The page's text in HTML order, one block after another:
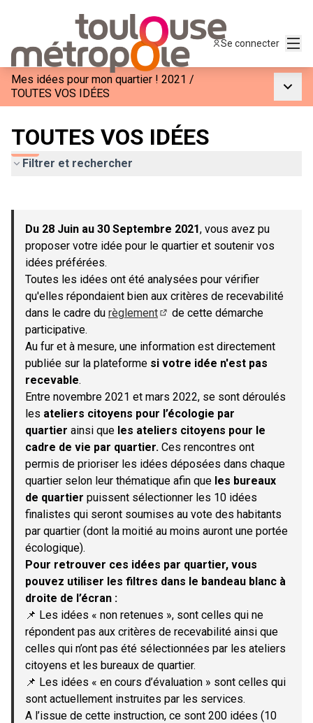
Se connecter
Mes idées pour mon quartier ! 2021 /
TOUTES VOS IDÉES
TOUTES VOS IDÉES
Filtrer et rechercher
−
Du 28 Juin au 30 Septembre 2021, vous avez pu
proposer votre idée pour le quartier et soutenir vos
idées préférées.
Toutes les idées ont été analysées pour vérifier
qu'elles répondaient bien aux critères de recevabilité
dans le cadre du règlement
de cette démarche
participative.
Au fur et à mesure, une information est directement
publiée sur la plateforme si votre idée n'est pas
recevable.
Entre novembre 2021 et mars 2022, se sont déroulés
les ateliers citoyens pour l’écologie par
quartier ainsi que les ateliers citoyens pour le
cadre de vie par quartier. Ces rencontres ont
permis de prioriser les idées déposées dans chaque
quartier selon leur thématique afin que les bureaux
de quartier puissent sélectionner les 10 idées
finalistes qui seront soumises au vote des habitants
par quartier (dont la moitié au moins auront une portée
écologique).
Pour retrouver ces idées par quartier, vous
pouvez utiliser les filtres dans le bandeau blanc à
droite de l’écran :
📌 Les idées « non retenues », sont celles qui ne
répondent pas aux critères de recevabilité ainsi que
celles qui n’ont pas été sélectionnées par les ateliers
citoyens et les bureaux de quartier.
📌 Les idées « en cours d’évaluation » sont celles qui
sont actuellement instruites par les services.
A l’issue de cette instruction, ce sont 200 idées (10